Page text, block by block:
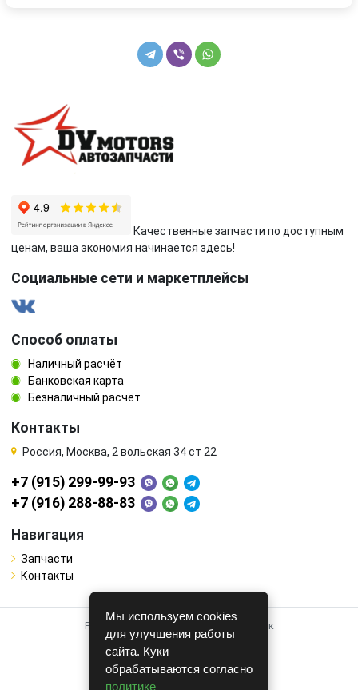
Качественные запчасти по доступным
ценам, ваша экономия начинается здесь!
Социальные сети и маркетплейсы
Способ оплаты
Наличный расчёт
Банковская карта
Безналичный расчёт
Контакты
Россия, Москва, 2 вольская 34 ст 22
+7 (915) 299-99-93
+7 (916) 288-88-83
Навигация
Запчасти
Контакты
Работает на системе для авторазборок
CARRO.БИЗНЕС
Полная версия
Мы используем cookies
для улучшения работы
сайта. Куки
обрабатываются согласно
политике